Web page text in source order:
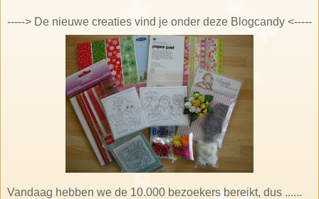
-----> De nieuwe creaties vind je onder deze Blogcandy <-----
Vandaag hebben we de 10.000 bezoekers bereikt, dus ......